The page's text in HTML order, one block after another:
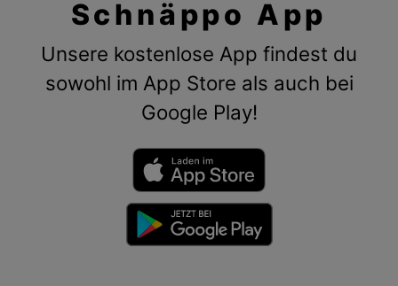
Schnäppo App
Unsere kostenlose App findest du
sowohl im App Store als auch bei
Google Play!